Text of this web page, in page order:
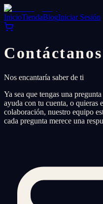
InicioTiendaBlogIniciar Sesión
Contáctanos
Nos encantaría saber de ti
Ya sea que tengas una
ayuda con tu cuenta, o quieras
colaboración, nuestro equipo
cada pregunta merece una